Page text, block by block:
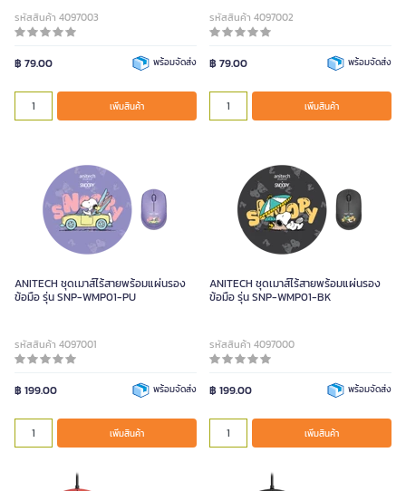
รหัสสินค้า 4097003
฿ 79.00 พร้อมจัดส่ง
เพิ่มสินค้า
รหัสสินค้า 4097002
฿ 79.00 พร้อมจัดส่ง
เพิ่มสินค้า
ANITECH ชุดเมาส์ไร้สายพร้อมแผ่นรอง
ข้อมือ รุ่น SNP-WMP01-PU
รหัสสินค้า 4097001
฿ 199.00 พร้อมจัดส่ง
เพิ่มสินค้า
ANITECH ชุดเมาส์ไร้สายพร้อมแผ่นรอง
ข้อมือ รุ่น SNP-WMP01-BK
รหัสสินค้า 4097000
฿ 199.00 พร้อมจัดส่ง
เพิ่มสินค้า